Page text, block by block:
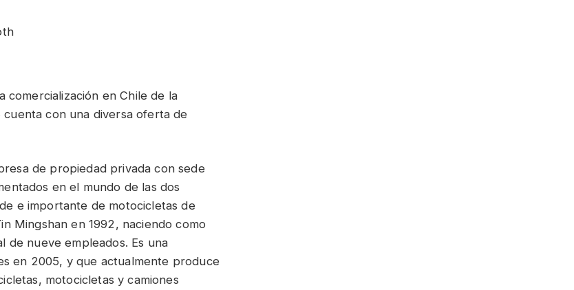
comercialización en Chile de la
con una diversa oferta de
de propiedad privada con sede
en el mundo de las dos
e importante de motocicletas de
Mingshan en 1992, naciendo como
de nueve empleados. Es una
en 2005, y que actualmente produce
motocicletas y camiones